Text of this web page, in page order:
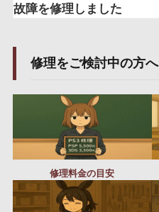
故障を修理しました
修理をご検討中の方へ
修理料金の目安